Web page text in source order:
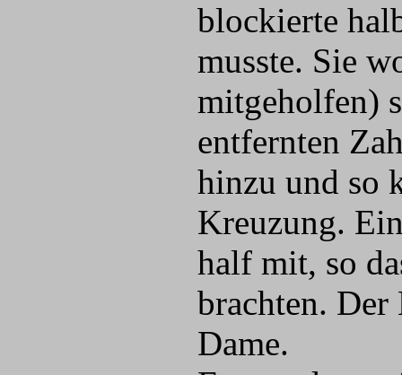
blockierte
musste. Sie
mitgeholfen)
entfernten
hinzu und so
Kreuzung.
half mit, so
brachten.
Dame.